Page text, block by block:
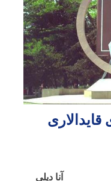
قایدالاری
آنا دیلی